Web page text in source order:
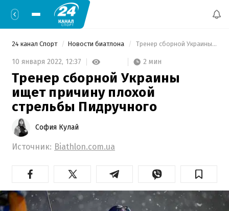
24 канал Спорт Новости биатлона Тренер сборной Украины ищет причину плохой стрельбы Пидручного
10 января 2022, 12:37 2 мин
Тренер сборной Украины
ищет причину плохой
стрельбы Пидручного
София Кулай
Источник: Biathlon.com.ua